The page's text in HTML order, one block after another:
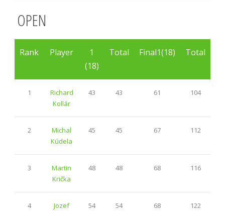
OPEN
Rank Player
1
(18)
Total Final1(18) Total
1
Richard
Kollár
43 43 61 104
2
Michal
Kúdela
45 45 67 112
3
Martin
Krička
48 48 68 116
4
Jozef
54 54 68 122